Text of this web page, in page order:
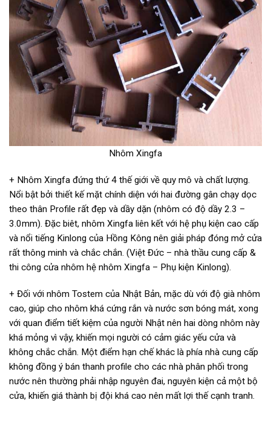
Nhôm Xingfa
+ Nhôm Xingfa đứng thứ 4 thế giới về quy mô và chất lượng.
Nổi bật bởi thiết kế mặt chính diện với hai đường gân chạy dọc
theo thân Profile rất đẹp và dầy dặn (nhôm có độ dầy 2.3 –
3.0mm). Đặc biêt, nhôm Xingfa liên kết với hệ phụ kiện cao cấp
và nổi tiếng Kinlong của Hồng Kông nên giải pháp đóng mở cửa
rất thông minh và chắc chắn. (Việt Đức – nhà thầu cung cấp &
thi công cửa nhôm hệ nhôm Xingfa – Phụ kiện Kinlong).
+ Đối với nhôm Tostem của Nhật Bản, mặc dù với độ già nhôm
cao, giúp cho nhôm khá cứng rắn và nước sơn bóng mát, xong
với quan điểm tiết kiệm của người Nhật nên hai dòng nhôm này
khá mỏng vì vậy, khiến mọi người có cảm giác yếu cửa và
không chắc chắn. Một điểm hạn chế khác là phía nhà cung cấp
không đồng ý bán thanh profile cho các nhà phân phối trong
nước nên thường phải nhập nguyên đai, nguyên kiện cả một bộ
cửa, khiến giá thành bị đội khá cao nên mất lợi thế cạnh tranh.